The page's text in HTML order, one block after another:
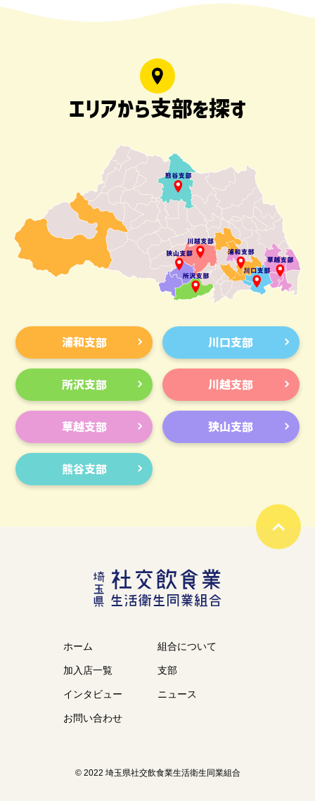
エリアから支部を探す
浦和支部 川口支部
所沢支部 川越支部
草越支部 狭山支部
熊谷支部
ホーム 組合について
加入店一覧 支部
インタビュー ニュース
お問い合わせ
© 2022 埼玉県社交飲食業生活衛生同業組合